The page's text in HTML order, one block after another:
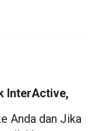
InterActive,
Anda dan Jika